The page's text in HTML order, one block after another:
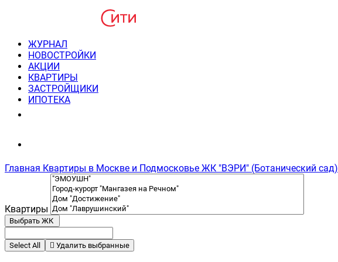
ЖУРНАЛ
НОВОСТРОЙКИ
АКЦИИ
КВАРТИРЫ
ЗАСТРОЙЩИКИ
ИПОТЕКА
Главная Квартиры в Москве и Подмосковье ЖК "ВЭРИ" (Ботанический сад)
Квартиры
Выбрать ЖК
Select All Удалить выбранные